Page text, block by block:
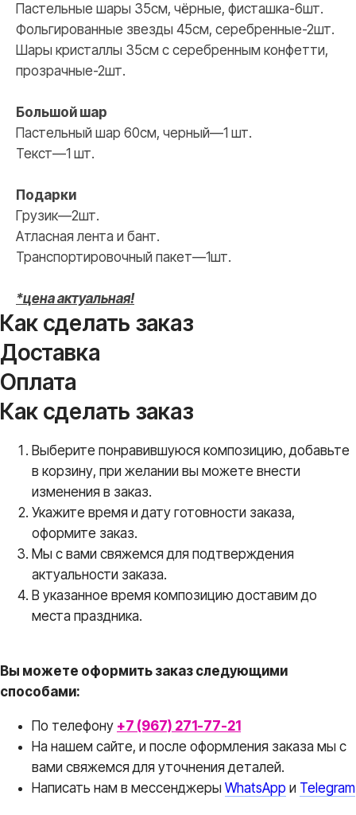
Пастельные шары 35см, чёрные, фисташка-6шт.
Фольгированные звезды 45см, серебренные-2шт.
Шары кристаллы 35см с серебренным конфетти,
прозрачные-2шт.
Большой шар
Пастельный шар 60см, черный—1 шт.
Текст—1 шт.
Подарки
Грузик—2шт.
Атласная лента и бант.
Транспортировочный пакет—1шт.
*цена актуальная!
Как сделать заказ
Доставка
Оплата
Как сделать заказ
Выберите понравившуюся композицию, добавьте
в корзину, при желании вы можете внести
изменения в заказ.
Укажите время и дату готовности заказа,
оформите заказ.
Мы с вами свяжемся для подтверждения
актуальности заказа.
В указанное время композицию доставим до
места праздника.
Вы можете оформить заказ следующими
способами:
По телефону +7 (967) 271-77-21
На нашем сайте, и после оформления заказа мы с
вами свяжемся для уточнения деталей.
Написать нам в месcенджеры WhatsApp и Telegram